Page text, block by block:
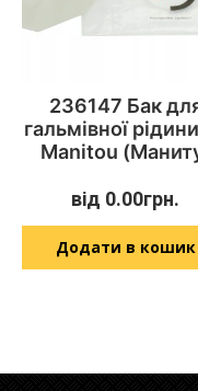
236147 Бак
гальмівної
Manitou
від 0.00грн.
Додати в кошик